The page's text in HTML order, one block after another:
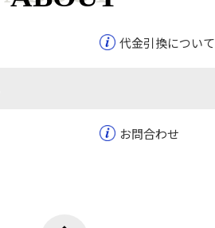
代金引換について
お問合わせ